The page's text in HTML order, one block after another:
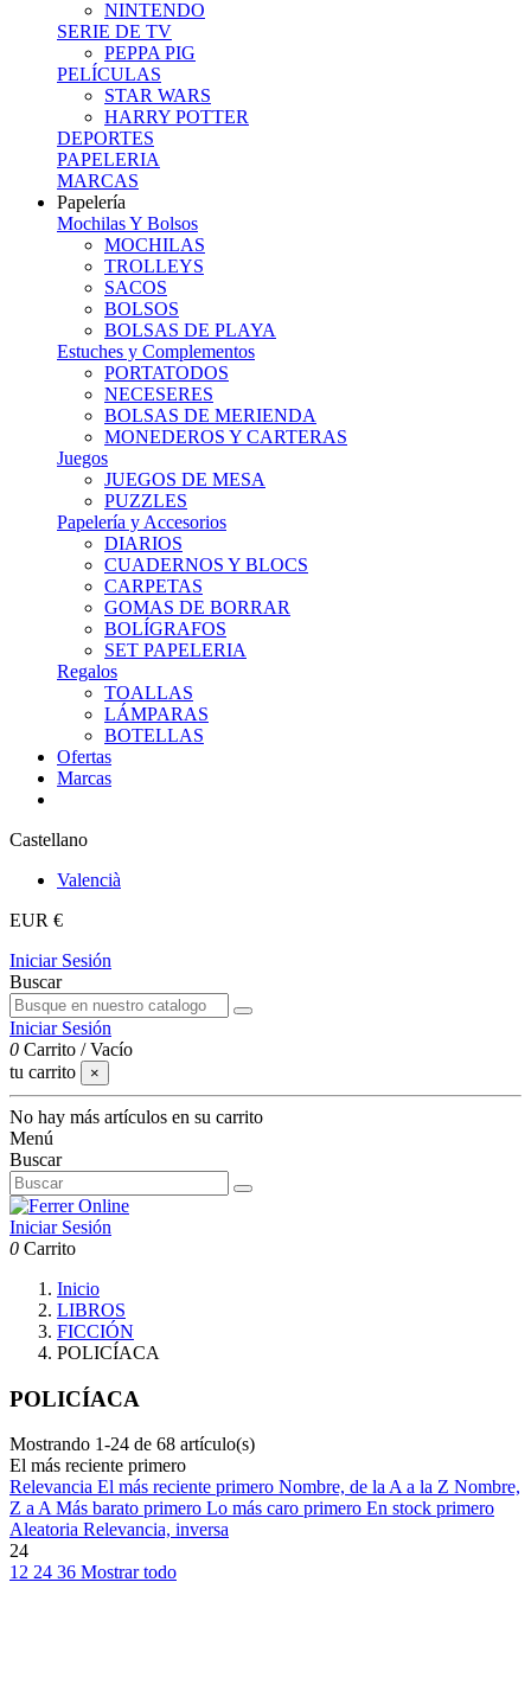
NINTENDO
SERIE DE TV
PEPPA PIG
PELÍCULAS
STAR WARS
HARRY POTTER
DEPORTES
PAPELERIA
MARCAS
Papelería
Mochilas Y Bolsos
MOCHILAS
TROLLEYS
SACOS
BOLSOS
BOLSAS DE PLAYA
Estuches y Complementos
PORTATODOS
NECESERES
BOLSAS DE MERIENDA
MONEDEROS Y CARTERAS
Juegos
JUEGOS DE MESA
PUZZLES
Papelería y Accesorios
DIARIOS
CUADERNOS Y BLOCS
CARPETAS
GOMAS DE BORRAR
BOLÍGRAFOS
SET PAPELERIA
Regalos
TOALLAS
LÁMPARAS
BOTELLAS
Ofertas
Marcas
Castellano
Valencià
EUR €
Iniciar Sesión
Buscar
Iniciar Sesión
0 Carrito /Vacío
tu carrito
×
No hay más artículos en su carrito
Menú
Buscar
Iniciar Sesión
0 Carrito
Inicio
LIBROS
FICCIÓN
POLICÍACA
POLICÍACA
Mostrando 1-24 de 68 artículo(s)
El más reciente primero
Relevancia El más reciente primero Nombre, de la A a la Z Nombre,
Z a AMás barato primero Lo más caro primero En stock primero
Aleatoria Relevancia, inversa
24
12 24 36 Mostrar todo